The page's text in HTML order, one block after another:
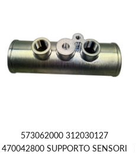
573062000 312030127
470042800 SUPPORTO SENSORI